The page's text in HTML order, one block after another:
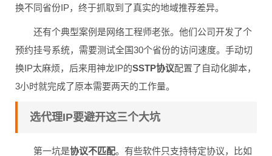
换不同省份IP，终于抓取到了真实的地域推荐差异。
还有个典型案例是网络工程师老张。他们公司开发了个
预约挂号系统，需要测试全国30个省份的访问速度。手动切
换IP太麻烦，后来用神龙IP的SSTP协议配置了自动化脚本，
3小时就完成了原本需要两天的工作量。
选代理IP要避开这三个大坑
第一坑是协议不匹配。有些软件只支持特定协议，比如